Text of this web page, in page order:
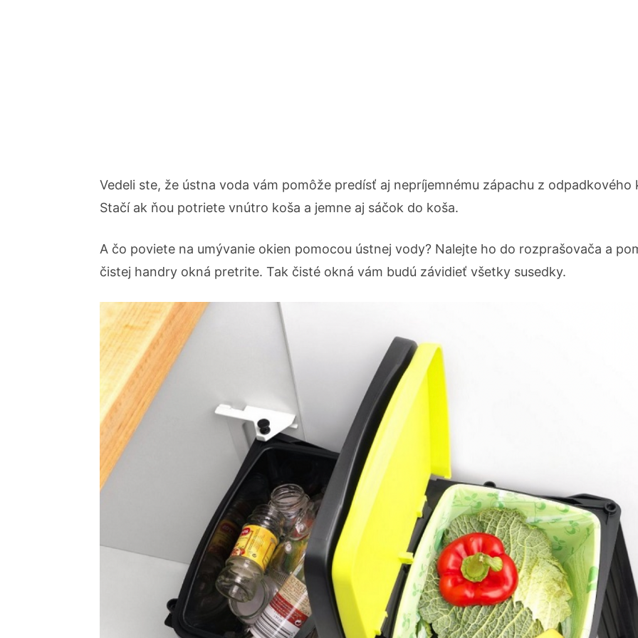
Vedeli ste, že ústna voda vám pomôže predísť aj nepríjemnému zápachu z odpadkového
Stačí ak ňou potriete vnútro koša a jemne aj sáčok do koša.
A čo poviete na umývanie okien pomocou ústnej vody? Nalejte ho do rozprašovača a
čistej handry okná pretrite. Tak čisté okná vám budú závidieť všetky susedky.